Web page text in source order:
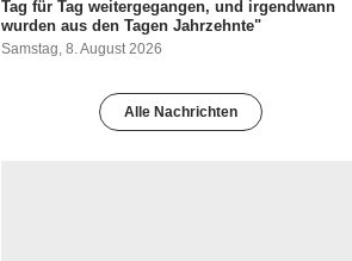
Tag für Tag weitergegangen, und irgendwann
wurden aus den Tagen Jahrzehnte"
Samstag, 8. August 2026
Alle Nachrichten